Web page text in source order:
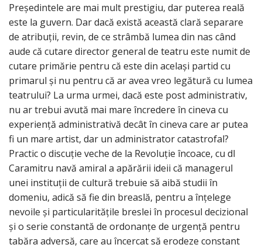
Președintele are mai mult prestigiu, dar puterea reală
este la guvern. Dar dacă există această clară separare
de atribuții, revin, de ce strâmbă lumea din nas când
aude că cutare director general de teatru este numit de
cutare primărie pentru că este din același partid cu
primarul și nu pentru că ar avea vreo legătură cu lumea
teatrului? La urma urmei, dacă este post administrativ,
nu ar trebui avută mai mare încredere în cineva cu
experiență administrativă decât în cineva care ar putea
fi un mare artist, dar un administrator catastrofal?
Practic o discuție veche de la Revoluție încoace, cu dl
Caramitru navă amiral a apărării ideii că managerul
unei instituții de cultură trebuie să aibă studii în
domeniu, adică să fie din breaslă, pentru a înțelege
nevoile și particularitățile breslei în procesul decizional
și o serie constantă de ordonanțe de urgență pentru
tabăra adversă, care au încercat să erodeze constant